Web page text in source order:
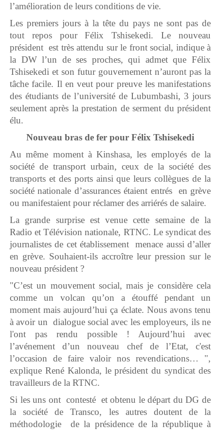
l’amélioration de leurs conditions de vie.
Les premiers jours à la tête du pays ne sont pas de
tout repos pour Félix Tshisekedi. Le nouveau
président est très attendu sur le front social, indique à
la DW l’un de ses proches, qui admet que Félix
Tshisekedi et son futur gouvernement n’auront pas la
tâche facile. Il en veut pour preuve les manifestations
des étudiants de l’université de Lubumbashi, 3 jours
seulement après la prestation de serment du président
élu.
Nouveau bras de fer pour Félix Tshisekedi
Au même moment à Kinshasa, les employés de la
société de transport urbain, ceux de la société des
transports et des ports ainsi que leurs collègues de la
société nationale d’assurances étaient entrés en grève
ou manifestaient pour réclamer des arriérés de salaire.
La grande surprise est venue cette semaine de la
Radio et Télévision nationale, RTNC. Le syndicat des
journalistes de cet établissement menace aussi d’aller
en grève. Souhaient-ils accroître leur pression sur le
nouveau président ?
"C’est un mouvement social, mais je considère cela
comme un volcan qu’on a étouffé pendant un
moment mais aujourd’hui ça éclate. Nous avons tenu
à avoir un dialogue social avec les employeurs, ils ne
l'ont pas rendu possible ! Aujourd’hui avec
l’avénement d’un nouveau chef de l’Etat, c'est
l’occasion de faire valoir nos revendications… ",
explique René Kalonda, le président du syndicat des
travailleurs de la RTNC.
Si les uns ont contesté et obtenu le départ du DG de
la société de Transco, les autres doutent de la
méthodologie de la présidence de la république à